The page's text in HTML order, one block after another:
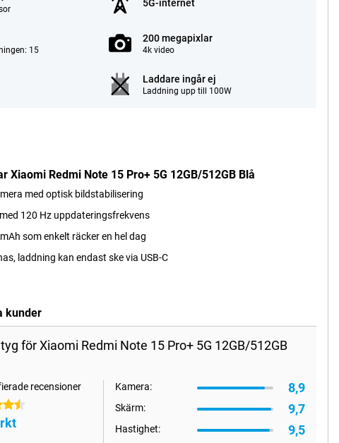
5G-internet
15
200 megapixlar
4k video
Laddare ingår ej
Laddning upp till 100W
Xiaomi Redmi Note 15 Pro+ 5G 12GB/512GB Blå
med optisk bildstabilisering
120 Hz uppdateringsfrekvens
som enkelt räcker en hel dag
laddning kan endast ske via USB-C
kunder
för Xiaomi Redmi Note 15 Pro+ 5G 12GB/512GB
recensioner
Kamera: 8,9
Skärm: 9,7
Hastighet: 9,5